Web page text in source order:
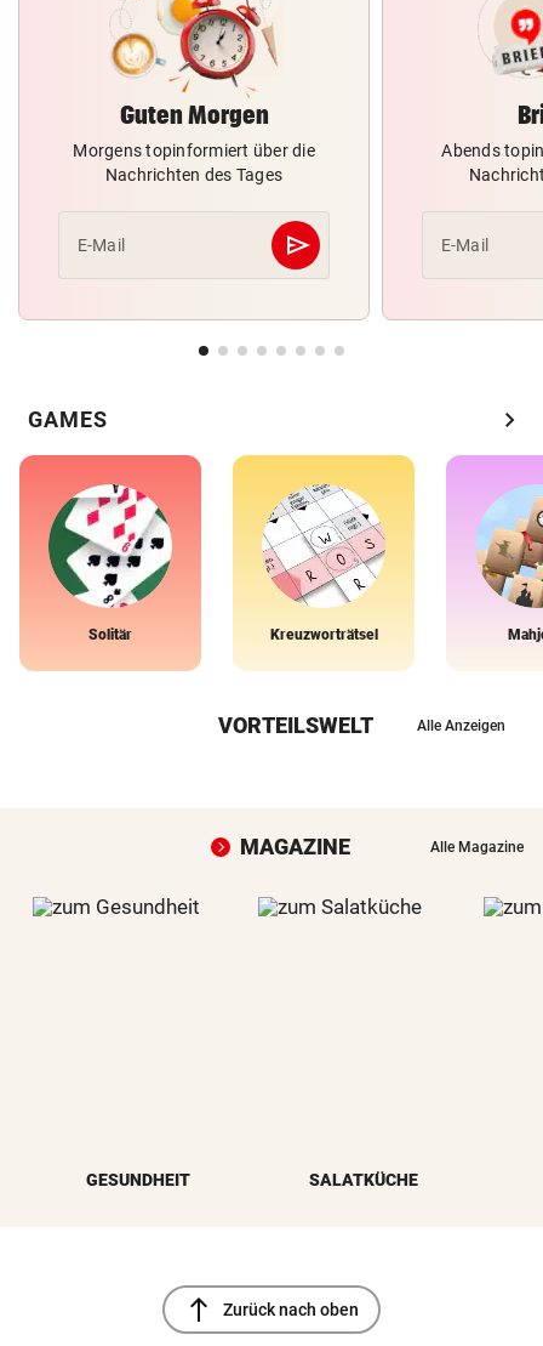
Guten Morgen
Morgens topinformiert über die
Nachrichten des Tages
E-Mail send
Abschicken
Abends
E-Mail
GAMES chevron_right
Solitär Kreuzworträtsel
VORTEILSWELT Alle Anzeigen
MAGAZINE Alle Magazine
GESUNDHEIT SALATKÜCHE
north Zurück nach oben